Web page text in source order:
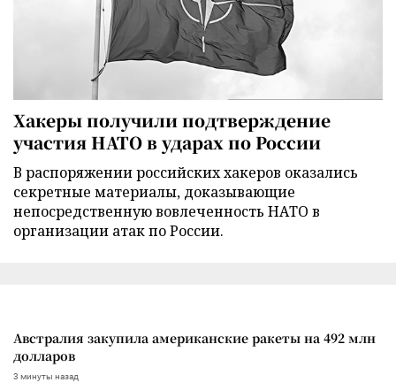
Хакеры получили подтверждение
участия НАТО в ударах по России
В распоряжении российских хакеров оказались
секретные материалы, доказывающие
непосредственную вовлеченность НАТО в
организации атак по России.
Австралия закупила американские ракеты на 492 млн
долларов
3 минуты назад